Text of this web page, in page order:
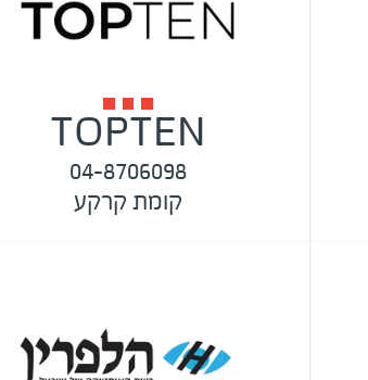
TOPTEN
04-8706098
קומת קרקע